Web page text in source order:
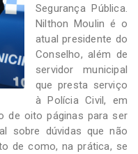
Segurança Pública.
Nilthon Moulin é o
atual presidente do
Conselho, além de
servidor municipal
que presta serviço
à Polícia Civil, em
de oito páginas para ser
sobre dúvidas que não
de como, na prática, se